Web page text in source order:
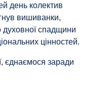
день колектив
вишиванки,
спадщини
цінностей.
єднаємося заради